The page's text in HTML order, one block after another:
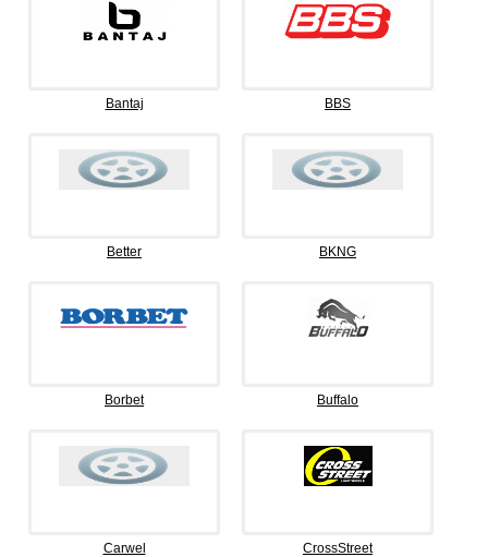
Bantaj BBS
Better BKNG
Borbet Buffalo
Carwel CrossStreet